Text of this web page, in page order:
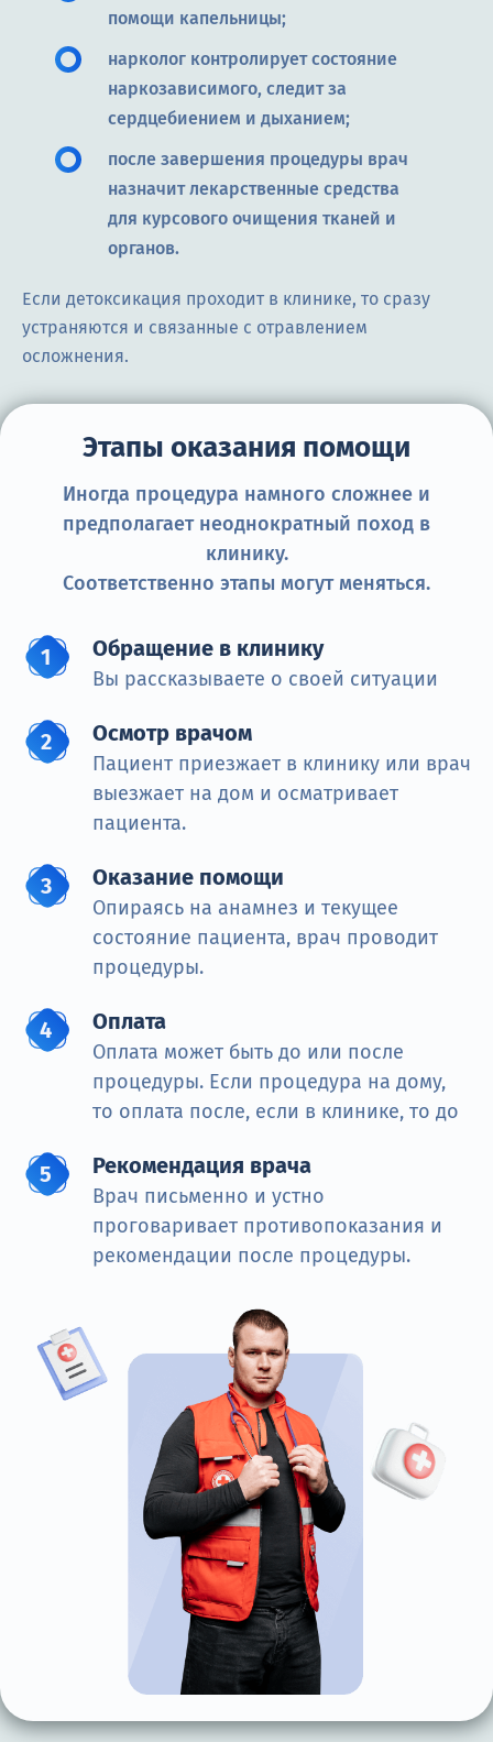
помощи капельницы;
нарколог контролирует состояние
наркозависимого, следит за
сердцебиением и дыханием;
после завершения процедуры врач
назначит лекарственные средства
для курсового очищения тканей и
органов.
Если детоксикация проходит в клинике, то сразу
устраняются и связанные с отравлением
осложнения.
Этапы оказания помощи
Иногда процедура намного сложнее и
предполагает неоднократный поход в
клинику.
Соответственно этапы могут меняться.
Обращение в клинику
Вы рассказываете о своей ситуации
Осмотр врачом
Пациент приезжает в клинику или врач
выезжает на дом и осматривает
пациента.
Оказание помощи
Опираясь на анамнез и текущее
состояние пациента, врач проводит
процедуры.
Оплата
Оплата может быть до или после
процедуры. Если процедура на дому,
то оплата после, если в клинике, то до
Рекомендация врача
Врач письменно и устно
проговаривает противопоказания и
рекомендации после процедуры.